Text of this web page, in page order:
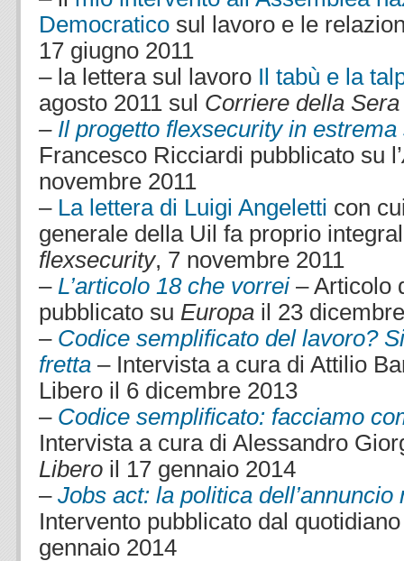
Democratico sul lavoro e le
17 giugno 2011
– la lettera sul lavoro Il tabù e la
agosto 2011 sul Corriere della Sera
– Il progetto flexsecurity in
Francesco Ricciardi pubblicato su l’
novembre 2011
– La lettera di Luigi Angeletti con
generale della Uil fa proprio
flexsecurity, 7 novembre 2011
– L’articolo 18 che vorrei – Articolo
pubblicato su Europa il 23
– Codice semplificato del lavoro?
fretta – Intervista a cura di Attilio
Libero il 6 dicembre 2013
– Codice semplificato: facciamo
Intervista a cura di Alessandro
Libero il 17 gennaio 2014
– Jobs act: la politica dell’annuncio
Intervento pubblicato dal
gennaio 2014